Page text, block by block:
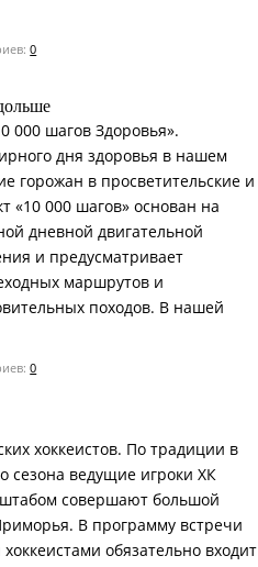
0
000 шагов Здоровья».
дня здоровья в нашем
горожан в просветительские и
«10 000 шагов» основан на
дневной двигательной
и предусматривает
маршрутов и
походов. В нашей
0
хоккеистов. По традиции в
сезона ведущие игроки ХК
совершают большой
В программу встречи
обязательно входит